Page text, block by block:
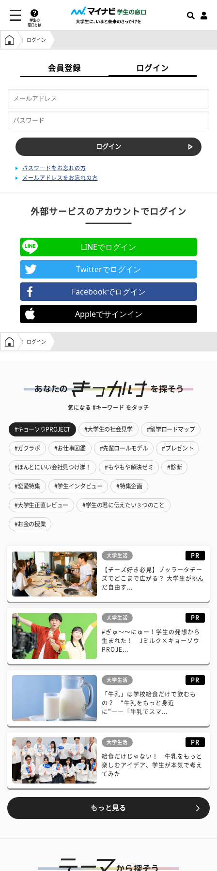
学生の
窓口とは
学生の窓口トップ
ログイン
会員登録 ログイン
パスワードをお忘れの方
メールアドレスをお忘れの方
外部サービスのアカウントでログイン
LINEでログイン
Twitterでログイン
Facebookでログイン
Appleでサインイン
学生の窓口トップ
ログイン
気になる #キーワード をタッチ
#キョーソウPROJECT #大学生の社会見学 #留学ロードマップ
#ガクラボ #お仕事図鑑 #先輩ロールモデル #プレゼント
#ほんとにいい会社見つけ隊！ #もやもや解決ゼミ #診断
#恋愛特集 #学生インタビュー #特集企画
#大学生正直レビュー #学生の君に伝えたい３つのこと
#お金の授業
大学生活 PR
【チーズ好き必見】ブッラータチー
ズでどこまで広がる？ 大学生が挑ん
だ自由す...
大学生活 PR
#ぎゅ〜〜にゅー！学生の発想から
生まれた！ Jミルク×キョーソウ
PROJE...
大学生活 PR
「牛乳」は学校給食だけで飲むも
の？ “牛乳をもっと身近
に”――「牛乳でスマ...
大学生活 PR
給食だけじゃない！ 牛乳をもっと
楽しむアイデア、学生が本気で考え
てみた
もっと見る